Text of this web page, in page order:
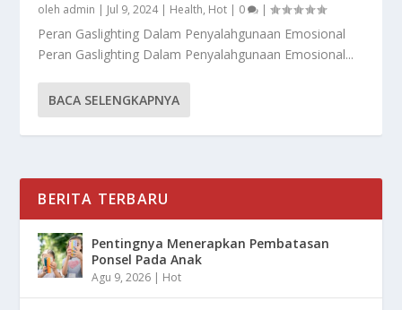
oleh admin | Jul 9, 2024| Health, Hot | 0 |
Peran Gaslighting Dalam Penyalahgunaan Emosional
Peran Gaslighting Dalam Penyalahgunaan Emosional...
BACA SELENGKAPNYA
BERITA TERBARU
Pentingnya Menerapkan Pembatasan
Ponsel Pada Anak
Agu 9, 2026 | Hot